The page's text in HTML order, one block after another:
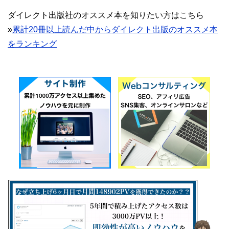
ダイレクト出版社のオススメ本を知りたい方はこちら
»累計20冊以上読んだ中からダイレクト出版のオススメ本
をランキング